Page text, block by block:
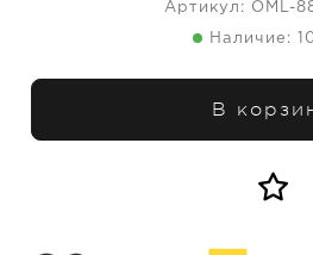
Артикул: OML-
Наличие:
В